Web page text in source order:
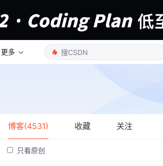
更多
博客(4531) 收藏 关注
只看原创